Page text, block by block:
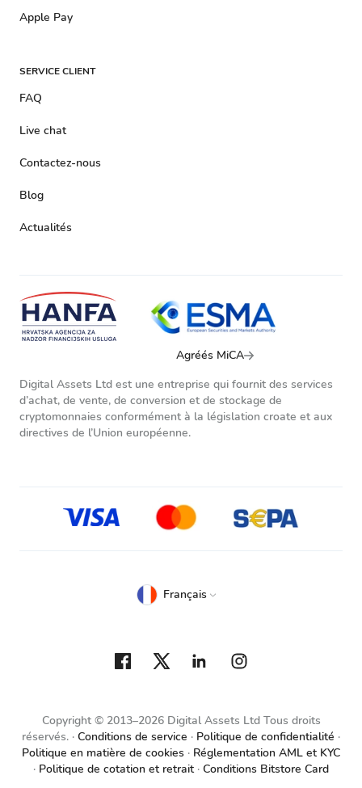
Apple Pay
SERVICE CLIENT
FAQ
Live chat
Contactez-nous
Blog
Actualités
Agréés MiCA
Digital Assets Ltd est une entreprise qui fournit des services
d’achat, de vente, de conversion et de stockage de
cryptomonnaies conformément à la législation croate et aux
directives de l’Union européenne.
Copyright © 2013–2026 Digital Assets Ltd Tous droits
réservés. Conditions de service
Politique de confidentialité
Politique en matière de cookies
Réglementation AML et KYC
Politique de cotation et retrait Conditions Bitstore Card
Français